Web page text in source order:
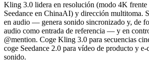
Kling 3.0 lidera en resolución (modo 4K frente
Seedance en ChinaAI) y dirección multitoma.
en audio — genera sonido sincronizado y, de
audio como entrada de referencia — y en
@mention. Coge Kling 3.0 para secuencias
coge Seedance 2.0 para vídeo de producto y e-
sonido.